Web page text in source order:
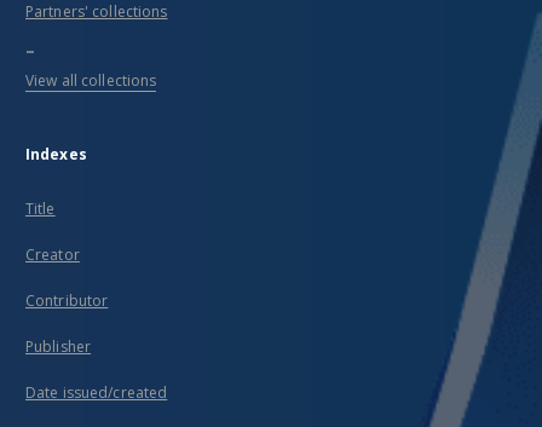
Partners' collections
...
View all collections
Indexes
Title
Creator
Contributor
Publisher
Date issued/created